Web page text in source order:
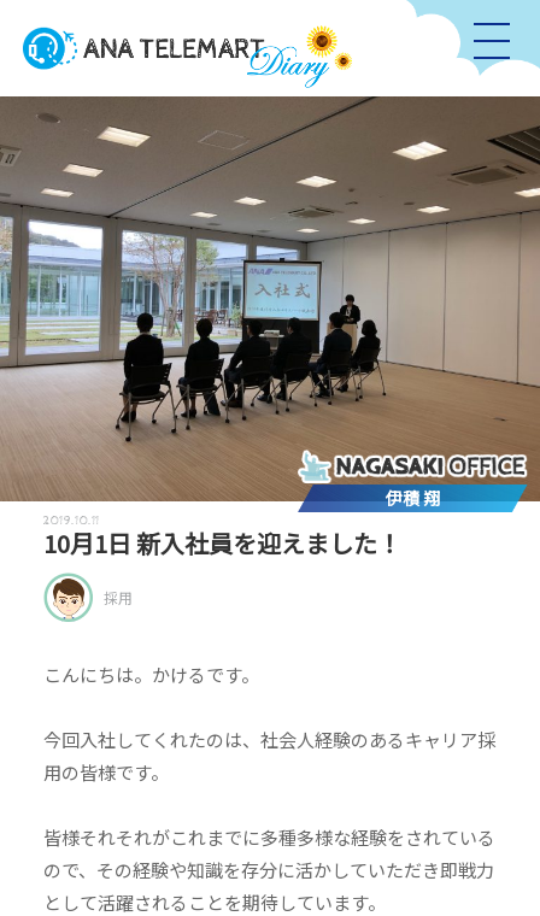
伊積 翔
2019.10.11
10月1日 新入社員を迎えました！
採用
こんにちは。かけるです。
今回入社してくれたのは、社会人経験のあるキャリア採
用の皆様です。
皆様それそれがこれまでに多種多様な経験をされている
ので、その経験や知識を存分に活かしていただき即戦力
として活躍されることを期待しています。